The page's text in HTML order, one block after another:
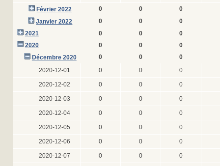
Février 2022
0 0
0
Janvier 2022
0 0
0
2021
0 0
0
2020
0 0
0
Décembre 2020
0 0
0
2020-12-01
0 0 0
2020-12-02 0 0 0
2020-12-03 0 0 0
2020-12-04 0 0 0
2020-12-05 0 0 0
2020-12-06 0 0 0
2020-12-07 0 0 0